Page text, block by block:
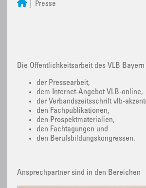
Presse
Die Öffentlichkeitsarbeit des VLB
der Pressearbeit,
dem Internet-Angebot VLB-online,
der Verbandszeitsschrift vlb-
den Fachpublikationen,
den Prospektmaterialien,
den Fachtagungen und
den Berufsbildungskongressen.
Ansprechpartner sind in den Bereichen